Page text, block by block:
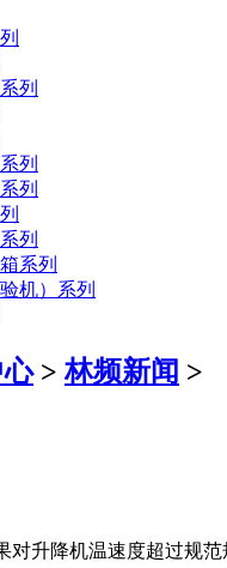
列
列
列
列
系列
机）系列
>林频新闻 >
对升降机温速度超过规